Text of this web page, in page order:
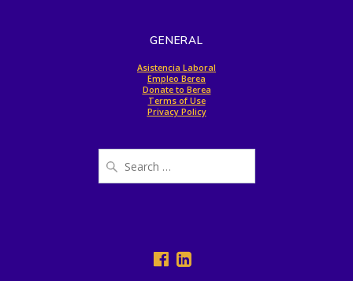
GENERAL
Asistencia Laboral
Empleo Berea
Donate to Berea
Terms of Use
Privacy Policy
Search
for: